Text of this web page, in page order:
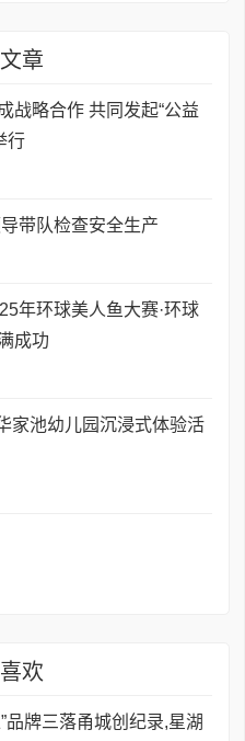
章
战略合作 共同发起“公益
行
带队检查安全生产
年环球美人鱼大赛·环球
成功
家池幼儿园沉浸式体验活
欢
品牌三落甬城创纪录,星湖